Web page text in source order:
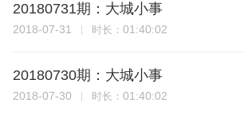
20180731期：大城小事
2018-07-31 时长： 01:40:02
20180730期：大城小事
2018-07-30 时长： 01:40:02